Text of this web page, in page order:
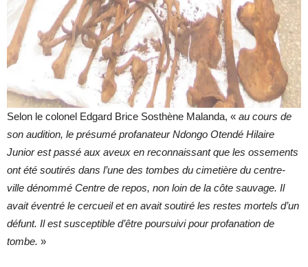
Selon le colonel Edgard Brice Sosthène Malanda, « au cours de
son audition, le présumé profanateur Ndongo Otendé Hilaire
Junior est passé aux aveux en reconnaissant que les ossements
ont été soutirés dans l’une des tombes du cimetière du centre-
ville dénommé Centre de repos, non loin de la côte sauvage. Il
avait éventré le cercueil et en avait soutiré les restes mortels d’un
défunt. Il est susceptible d’être poursuivi pour profanation de
tombe. »